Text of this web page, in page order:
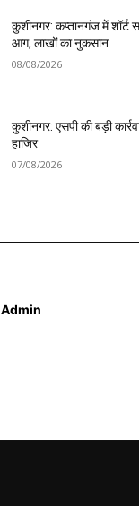
कुशीनगर: कप्तानगंज में शॉर्ट
आग, लाखों का नुकसान
08/08/2026
कुशीनगर: एसपी की बड़ी
हाजिर
07/08/2026
Admin